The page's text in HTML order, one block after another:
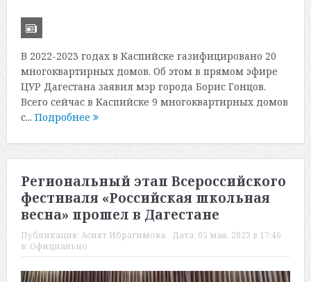
В 2022-2023 годах в Каспийске газифицировано 20
многоквартирных домов. Об этом в прямом эфире
ЦУР Дагестана заявил мэр города Борис Гонцов.
Всего сейчас в Каспийске 9 многоквартирных домов
с... Подробнее
Региональный этап Всероссийского
фестиваля «Российская школьная
весна» прошел в Дагестане
Публикация: Асият Ибрагимова Дата: 05 мая, 2023 в 17:40
в: Официально